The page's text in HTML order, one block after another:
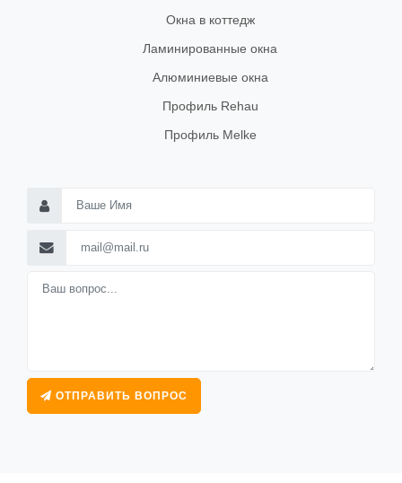
Окна в коттедж
Ламинированные окна
Алюминиевые окна
Профиль Rehau
Профиль Melke
ОТПРАВИТЬ ВОПРОС